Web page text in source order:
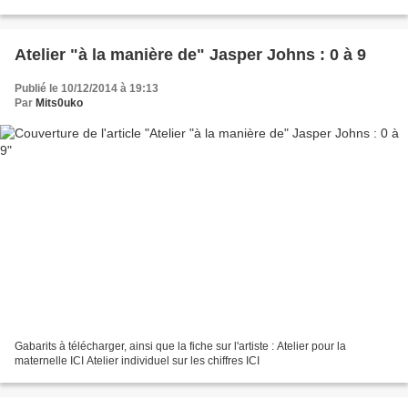
Atelier "à la manière de" Jasper Johns : 0 à 9
Publié le 10/12/2014 à 19:13
Par Mits0uko
Gabarits à télécharger, ainsi que la fiche sur l'artiste : Atelier pour la
maternelle ICI Atelier individuel sur les chiffres ICI